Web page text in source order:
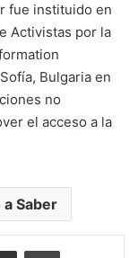
fue instituido en
Activistas por la
Bulgaria en
no
el acceso a la
Saber
Share via Email Print